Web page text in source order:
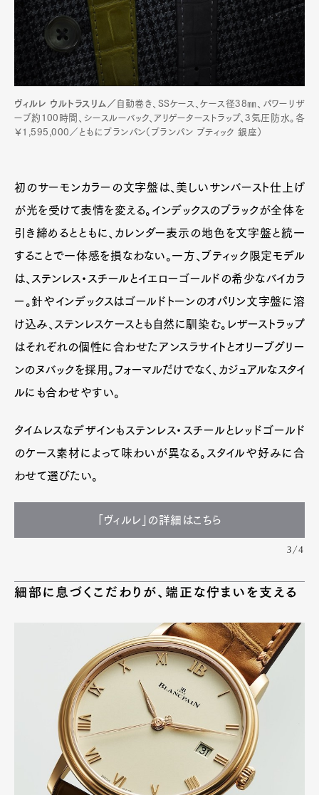
ヴィルレ ウルトラスリム／ 自動巻き、SSケース、ケース径38㎜、パワーリザ
ーブ約100時間、シースルーバック、アリゲーターストラップ、3気圧防水。各
￥1,595,000／ともにブランパン（ブランパン ブティック 銀座）
初のサーモンカラーの文字盤は、美しいサンバースト仕上げ
が光を受けて表情を変える。インデックスのブラックが全体を
引き締めるとともに、カレンダー表示の地色を文字盤と統一
することで一体感を損なわない。一方、ブティック限定モデル
は、ステンレス・スチールとイエローゴールドの希少なバイカラ
ー。針やインデックスはゴールドトーンのオパリン文字盤に溶
け込み、ステンレスケースとも自然に馴染む。レザーストラップ
はそれぞれの個性に合わせたアンスラサイトとオリーブグリー
ンのヌバックを採用。フォーマルだけでなく、カジュアルなスタイ
ルにも合わせやすい。
タイムレスなデザインもステンレス・スチールとレッドゴールド
のケース素材によって味わいが異なる。スタイルや好みに合
わせて選びたい。
「ヴィルレ」の詳細はこちら
3/4
細部に息づくこだわりが、端正な佇まいを支える